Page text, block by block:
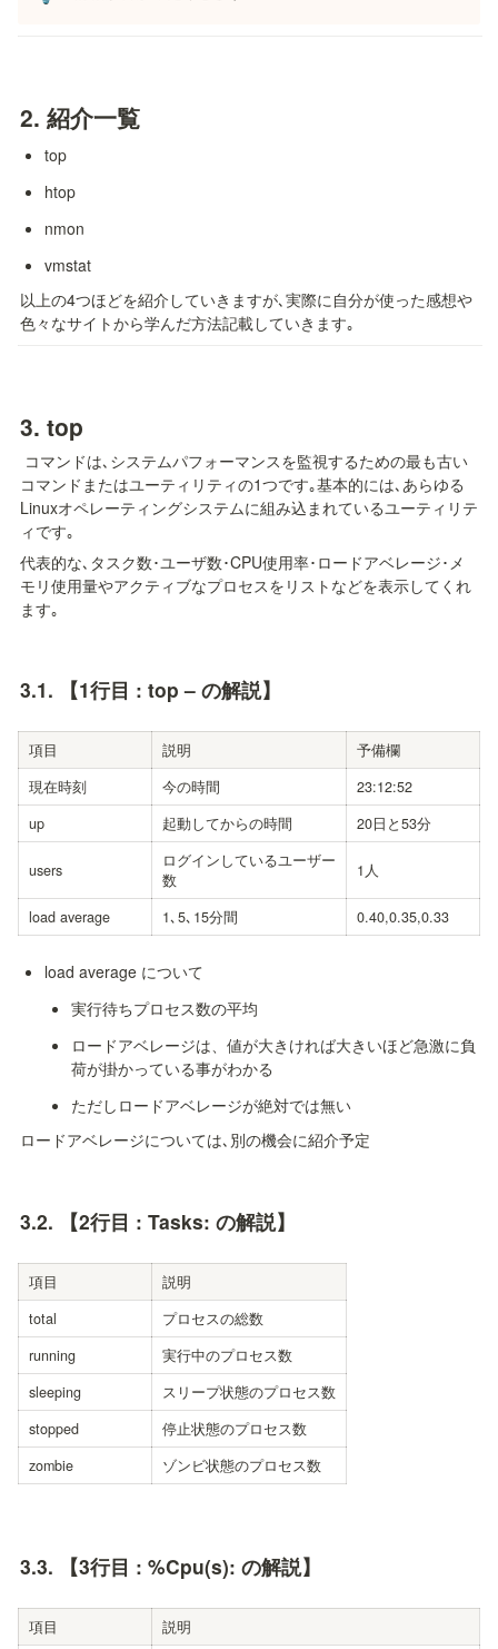
2. 紹介一覧
top
htop
nmon
vmstat
以上の4つほどを紹介していきますが､実際に自分が使った感想や
色々なサイトから学んだ方法記載していきます｡
3. top
コマンドは､システムパフォーマンスを監視するための最も古い
コマンドまたはユーティリティの1つです｡基本的には､あらゆる
Linuxオペレーティングシステムに組み込まれているユーティリテ
ィです｡
代表的な､タスク数･ユーザ数･CPU使用率･ロードアベレージ･メ
モリ使用量やアクティブなプロセスをリストなどを表示してくれ
ます｡
3.1. 【1行目 : top – の解説】
項目 説明
予備欄
現在時刻
今の時間
23:12:52
up
起動してからの時間 20日と53分
users
ログインしているユーザー
数
1人
load average 1､5､15分間 0.40,0.35,0.33
load average について
実行待ちプロセス数の平均
ロードアベレージは、値が大きければ大きいほど急激に負
荷が掛かっている事がわかる
ただしロードアベレージが絶対では無い
ロードアベレージについては､別の機会に紹介予定
3.2. 【2行目 : Tasks: の解説】
項目
説明
total
プロセスの総数
running
実行中のプロセス数
sleeping
スリープ状態のプロセス数
stopped
停止状態のプロセス数
zombie
ゾンビ状態のプロセス数
3.3. 【3行目 : %Cpu(s): の解説】
項目 説明